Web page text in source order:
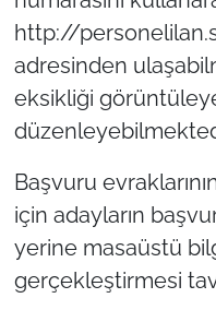
http://
adresinden
eksikliği
Başvuru
için adayların
yerine masaüstü
gerçekleştirmesi